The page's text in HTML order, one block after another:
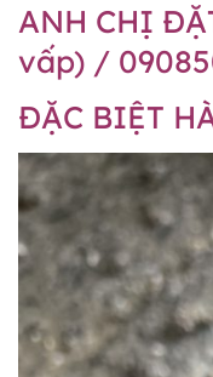
ANH CHỊ
vấp) /
ĐẶC BIỆT